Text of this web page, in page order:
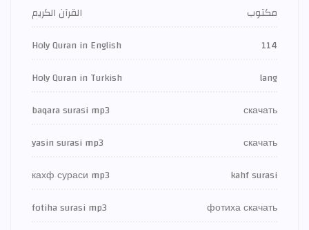
القرآن الكريم
مكتوب
Holy Quran in English
114
Holy Quran in Turkish
lang
baqara surasi mp3
скачать
yasin surasi mp3
скачать
кахф сураси mp3
kahf surasi
fotiha surasi mp3
фотиха скачать